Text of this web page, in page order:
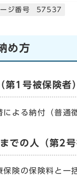
ージ番号 57537
め方
1号被保険者
よる納付（普通
での人（第2号
険の保険料と一